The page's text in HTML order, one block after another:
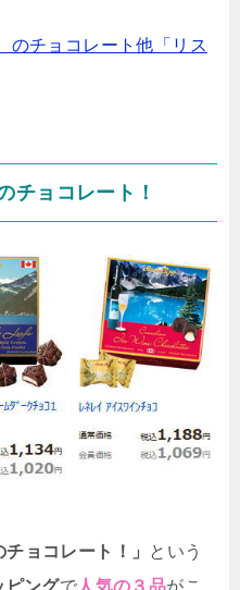
のチョコレート他「リス
チョコレート！
チョコレート！」 という